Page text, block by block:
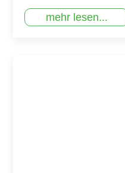
mehr lesen...